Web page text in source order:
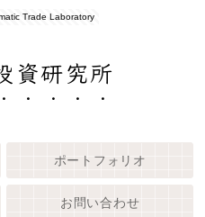
Trade Laboratory
資研究所
ポートフォリオ
お問い合わせ